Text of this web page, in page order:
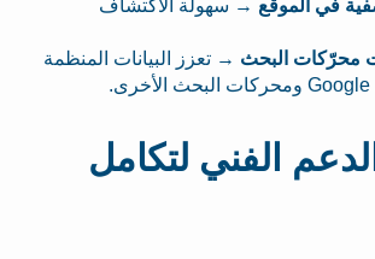
في الموقع → سهولة الاكتشاف
محرّكات البحث → تعزز البيانات المنظمة
الفني لتكامل